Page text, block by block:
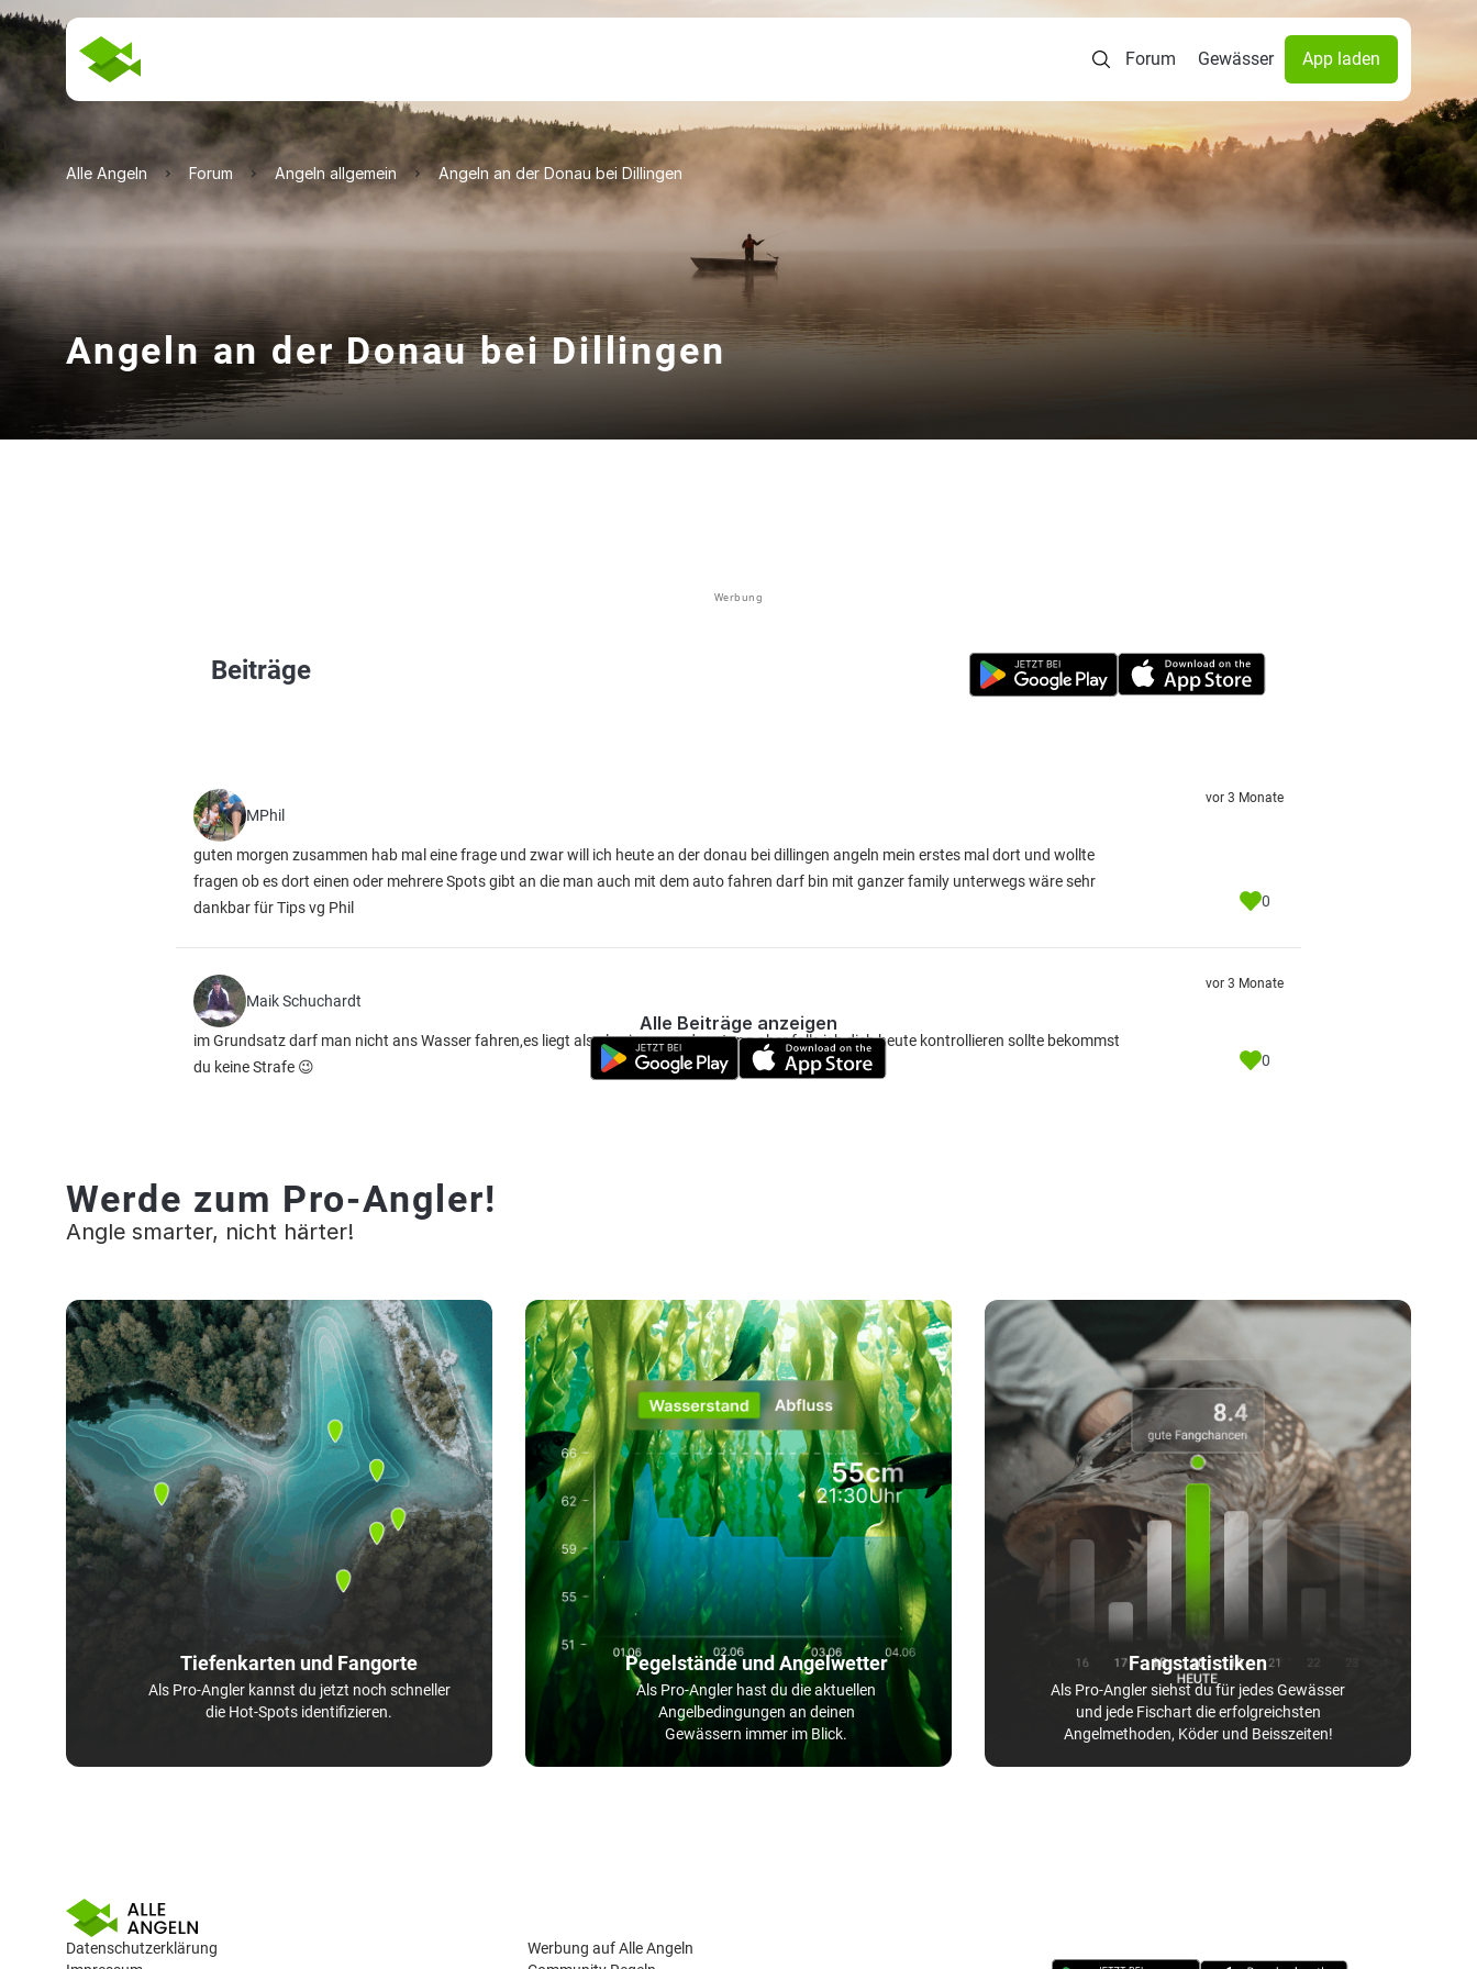
Forum Gewässer App laden
Alle Angeln Forum Angeln allgemein Angeln an der Donau bei Dillingen
Angeln an der Donau bei Dillingen
Werbung
Beiträge
MPhil
guten morgen zusammen hab mal eine frage und zwar will ich heute an der donau bei dillingen angeln mein erstes mal dort und wollte
fragen ob es dort einen oder mehrere Spots gibt an die man auch mit dem auto fahren darf bin mit ganzer family unterwegs wäre sehr
dankbar für Tips vg Phil
vor 3 Monate
0
Maik Schuchardt
im Grundsatz darf man nicht ans Wasser fahren,es liegt also ln eigenveradwortung aber falls ich dich heute kontrollieren sollte bekommst
du keine Strafe 😉
vor 3 Monate
0
Alle Beiträge anzeigen
Werde zum Pro-Angler!
Angle smarter, nicht härter!
Tiefenkarten und Fangorte
Als Pro-Angler kannst du jetzt noch schneller
die Hot-Spots identifizieren.
Pegelstände und Angelwetter
Als Pro-Angler hast du die aktuellen
Angelbedingungen an deinen
Gewässern immer im Blick.
Fangstatistiken
Als Pro-Angler siehst du für jedes Gewässer
und jede Fischart die erfolgreichsten
Angelmethoden, Köder und Beisszeiten!
Datenschutzerklärung
Werbung auf Alle Angeln